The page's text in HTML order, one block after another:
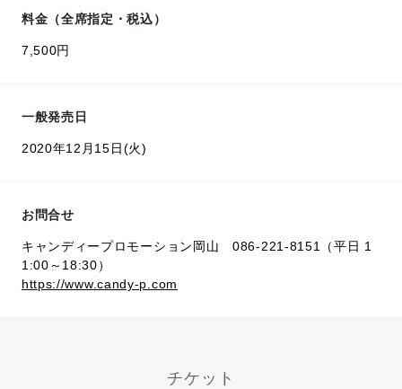
料金（全席指定・税込）
7,500円
一般発売日
2020年12月15日(火)
お問合せ
キャンディープロモーション岡山 086-221-8151（平日 1
1:00～18:30）
https://www.candy-p.com
チケット